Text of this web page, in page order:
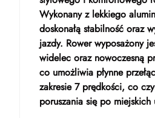
Wykonany z lekkiego
doskonałą stabilność oraz
jazdy. Rower wyposażony
widelec oraz nowoczesną
co umożliwia płynne
zakresie 7 prędkości, co
poruszania się po miejskich